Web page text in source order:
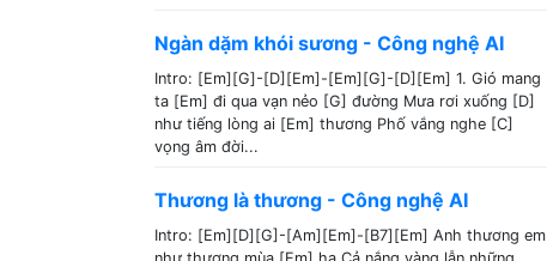
Ngàn dặm khói sương - Công nghệ AI
Intro: [Em][G]-[D][Em]-[Em][G]-[D][Em] 1. Gió mang
ta [Em] đi qua vạn nẻo [G] đường Mưa rơi xuống [D]
như tiếng lòng ai [Em] thương Phố vắng nghe [C]
vọng âm đời...
Thương là thương - Công nghệ AI
Intro: [Em][D][G]-[Am][Em]-[B7][Em] Anh thương em